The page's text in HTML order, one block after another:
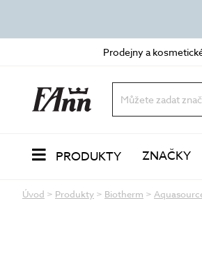
Prodejny a
PRODUKTY ZNAČKY
Úvod > Produkty > Biotherm >